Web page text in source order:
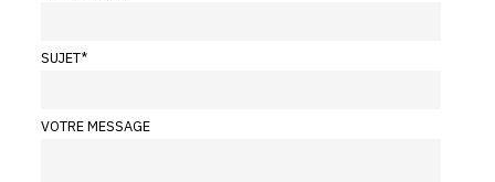
SUJET*
VOTRE MESSAGE